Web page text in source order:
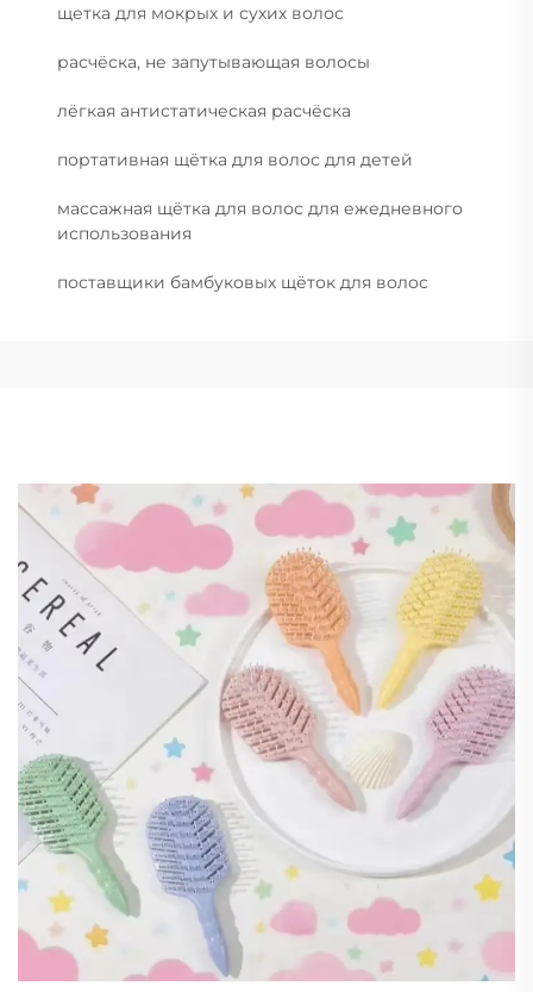
щетка для мокрых и сухих волос
расчёска, не запутывающая волосы
лёгкая антистатическая расчёска
портативная щётка для волос для детей
массажная щётка для волос для ежедневного
использования
поставщики бамбуковых щёток для волос